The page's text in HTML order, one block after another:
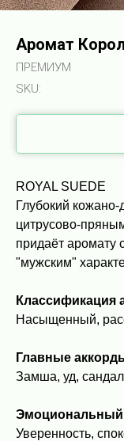
Аромат
ПРЕМИУМ
SKU:
ROYAL SUEDE
Глубокий
цитрусово-
придаёт аромату
"мужским"
Классификация
Насыщенный,
Главные
Замша, уд,
Уверенность,